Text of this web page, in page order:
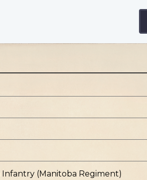
Infantry (Manitoba Regiment)